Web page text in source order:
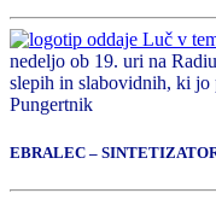
nedeljo ob 19. uri na
slepih in slabovidnih, ki jo
Pungertnik
EBRALEC –